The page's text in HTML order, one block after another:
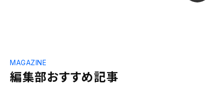
編集部おすすめ記事
MAGAZINE